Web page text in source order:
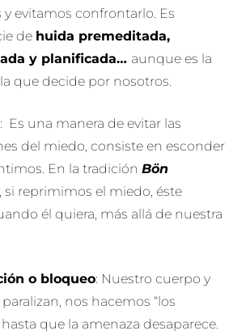
evitamos confrontarlo. Es
de huida premeditada,
y planificada… aunque es la
que decide por nosotros.
: Es una manera de evitar las
del miedo, consiste en esconder
En la tradiciónBön
, si reprimimos el miedo, éste
él quiera, más allá de nuestra
o bloqueo: Nuestro cuerpo y
nos hacemos “los
que la amenaza desaparece.